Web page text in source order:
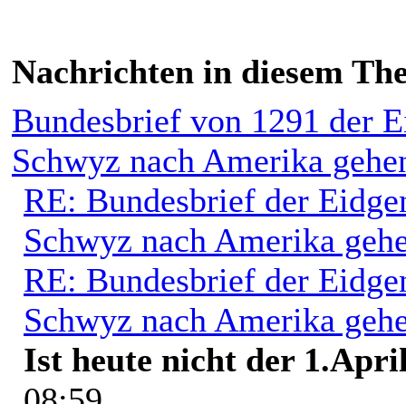
Nachrichten in diesem
Bundesbrief von 1291 der
Schwyz nach Amerika
RE: Bundesbrief der
Schwyz nach Amerika
RE: Bundesbrief der
Schwyz nach Amerika
Ist heute nicht der